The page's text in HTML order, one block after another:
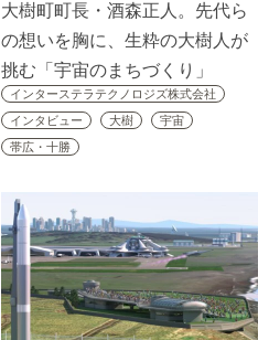
大樹町町長・酒森正人。先代ら
の想いを胸に、生粋の大樹人が
挑む「宇宙のまちづくり」
インターステラテクノロジズ株式会社
インタビュー
大樹
宇宙
帯広・十勝